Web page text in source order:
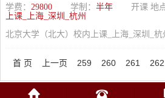
学费： 29800 学制： 半年 开课 地
上课_上海_深圳_杭州
北京大学（北大）校内上课_上海_深圳_杭
首 页 上一页 259 260 261 262